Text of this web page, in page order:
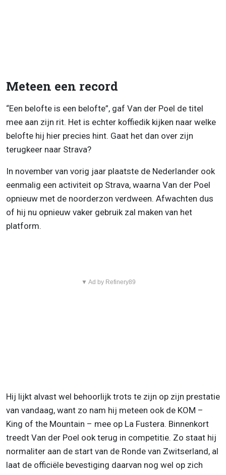
Meteen een record
“Een belofte is een belofte”, gaf Van der Poel de titel
mee aan zijn rit. Het is echter koffiedik kijken naar welke
belofte hij hier precies hint. Gaat het dan over zijn
terugkeer naar Strava?
In november van vorig jaar plaatste de Nederlander ook
eenmalig een activiteit op Strava, waarna Van der Poel
opnieuw met de noorderzon verdween. Afwachten dus
of hij nu opnieuw vaker gebruik zal maken van het
platform.
▼ Ad by Refinery89
Hij lijkt alvast wel behoorlijk trots te zijn op zijn prestatie
van vandaag, want zo nam hij meteen ook de KOM –
King of the Mountain – mee op La Fustera. Binnenkort
treedt Van der Poel ook terug in competitie. Zo staat hij
normaliter aan de start van de Ronde van Zwitserland, al
laat de officiële bevestiging daarvan nog wel op zich